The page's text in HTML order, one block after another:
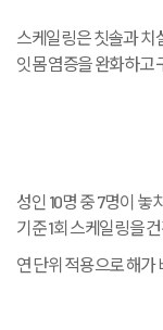
스케일링은 칫솔과 치
잇몸 염증을 완화하고
성인 10명 중 7명이 놓
기준 1회 스케일링을
연 단위 적용으로 해가